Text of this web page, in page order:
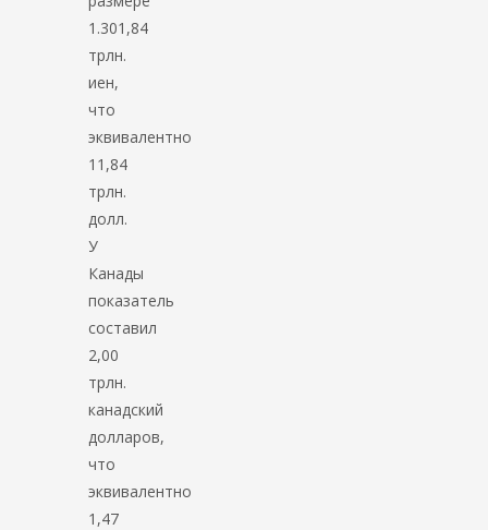
1.301,84
трлн.
иен,
что
эквивалентно
11,84
трлн.
долл.
У
Канады
показатель
составил
2,00
трлн.
канадский
долларов,
что
эквивалентно
1,47